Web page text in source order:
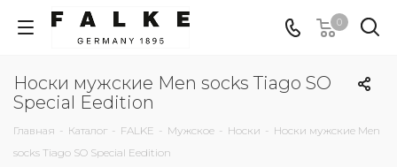
0
Носки мужские Men socks Tiago SO
Special Eedition
Главная - Каталог - FALKE - Мужское - Носки - Носки мужские Men
socks Tiago SO Special Eedition